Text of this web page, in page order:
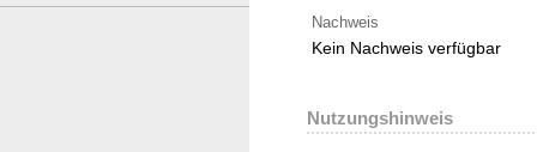
Nachweis
Kein Nachweis verfügbar
Nutzungshinweis